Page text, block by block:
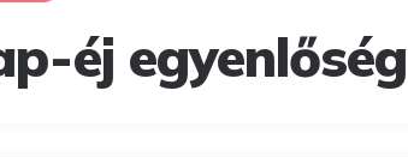
éj egyenlőség